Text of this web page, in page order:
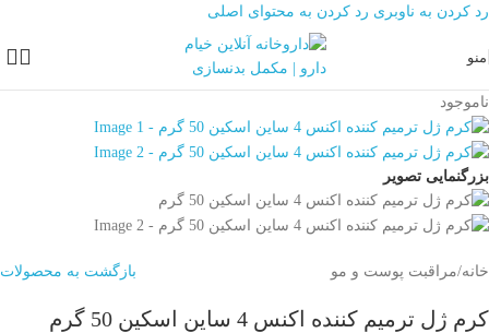
رد کردن به ناوبری رد کردن به محتوای اصلی
منو
ناموجود
بزرگنمایی تصویر
خانه/مراقبت پوست و مو بازگشت به محصولات
کرم ژل ترمیم کننده اکنس 4 ساین اسکین 50 گرم